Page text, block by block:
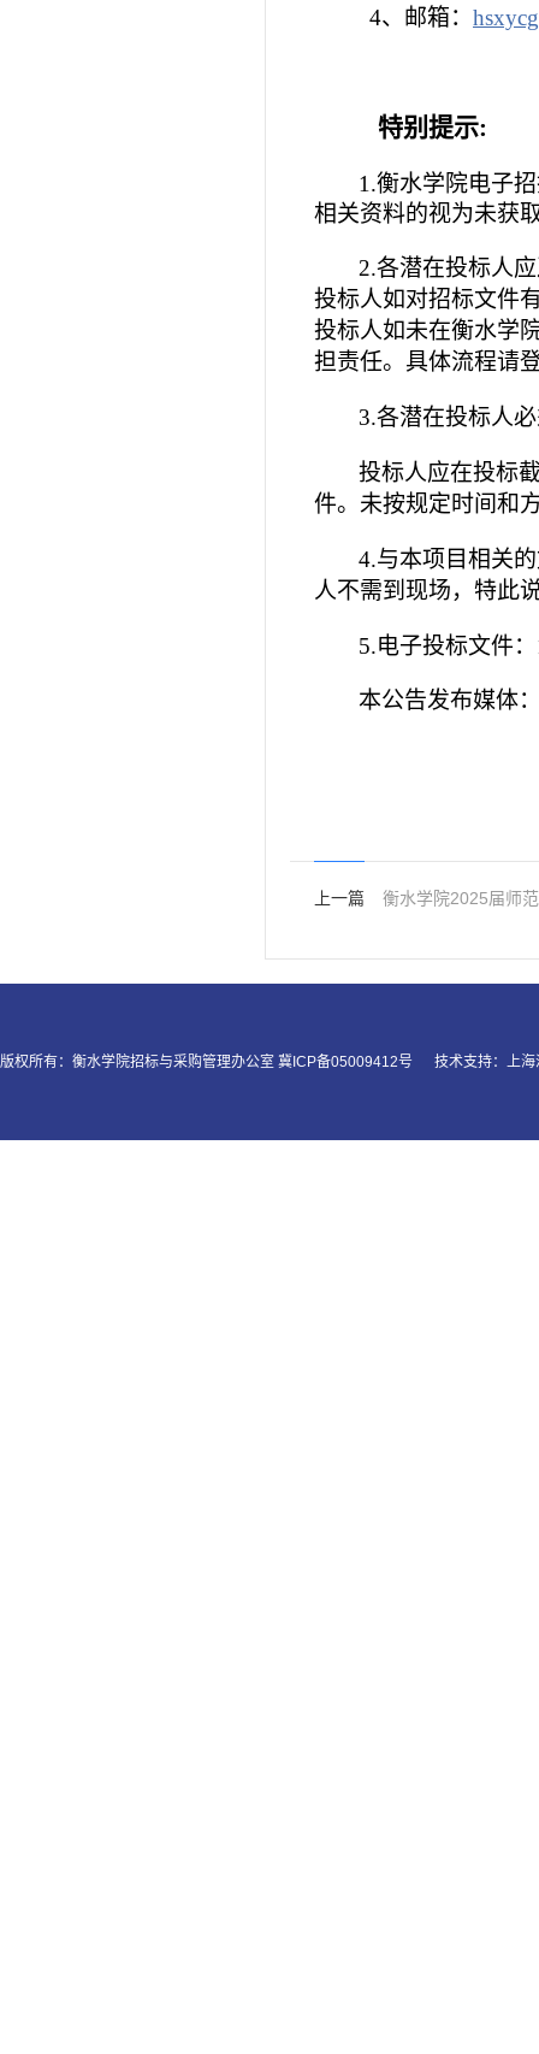
4、邮箱：
特别提示:
1.衡水学院电子
相关资料的视为未获
2.各潜在投标人
投标人如对招标文件
投标人如未在衡水学
担责任。具体流程请
3.各潜在投标人
投标人应在投标
件。未按规定时间和
4.与本项目相关
人不需到现场，特此
5.电子投标文件：
本公告发布媒体
上一篇
版权所有：衡水学院招标与采购管理办公室 冀ICP备05009412号 技术支持： 上海